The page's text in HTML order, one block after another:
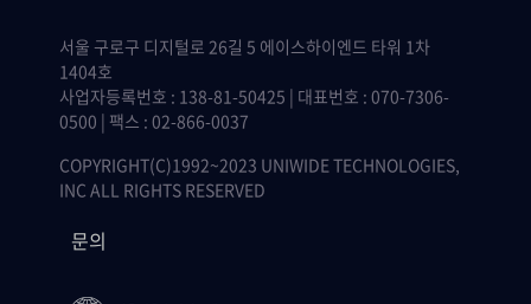
서울 구로구 디지털로 26길 5 에이스하이엔드 타워 1차
1404호
사업자등록번호 : 138-81-50425 | 대표번호 : 070-7306-
0500 | 팩스 : 02-866-0037
COPYRIGHT(C)1992~2023 UNIWIDE TECHNOLOGIES,
INC ALL RIGHTS RESERVED
문의